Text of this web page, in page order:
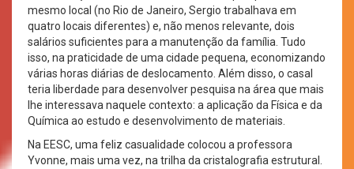
mesmo local (no Rio de Janeiro, Sergio trabalhava em
quatro locais diferentes) e, não menos relevante, dois
salários suficientes para a manutenção da família. Tudo
isso, na praticidade de uma cidade pequena, economizando
várias horas diárias de deslocamento. Além disso, o casal
teria liberdade para desenvolver pesquisa na área que mais
lhe interessava naquele contexto: a aplicação da Física e da
Química ao estudo e desenvolvimento de materiais.
Na EESC, uma feliz casualidade colocou a professora
Yvonne, mais uma vez, na trilha da cristalografia estrutural.